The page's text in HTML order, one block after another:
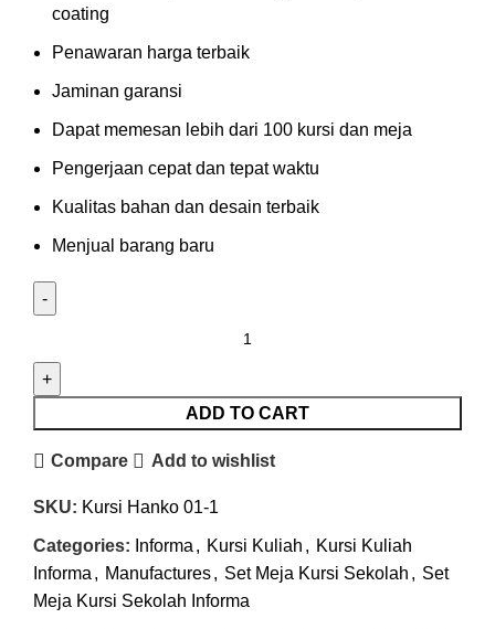
coating
Penawaran harga terbaik
Jaminan garansi
Dapat memesan lebih dari 100 kursi dan meja
Pengerjaan cepat dan tepat waktu
Kualitas bahan dan desain terbaik
Menjual barang baru
ADD TO CART
Compare Add to wishlist
SKU: Kursi Hanko 01-1
Categories: Informa , Kursi Kuliah , Kursi Kuliah
Informa , Manufactures, Set Meja Kursi Sekolah , Set
Meja Kursi Sekolah Informa